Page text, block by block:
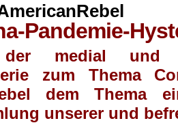
Pandemie-
der medial und
zum Thema
dem Thema
unserer und